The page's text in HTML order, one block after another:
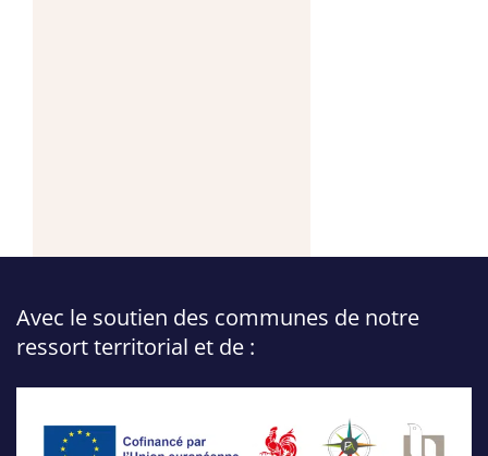
Avec le soutien des communes de notre
ressort territorial et de :